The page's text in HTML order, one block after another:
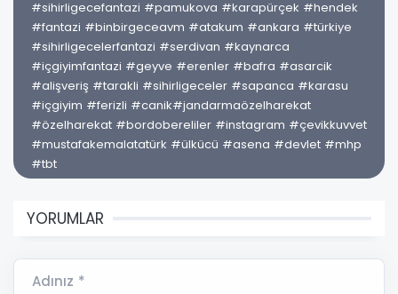
#sihirligecefantazi #pamukova #karapürçek #hendek
#fantazi #binbirgeceavm #atakum #ankara #türkiye
#sihirligecelerfantazi #serdivan #kaynarca
#içgiyimfantazi #geyve #erenler #bafra #asarcik
#alişveriş #tarakli #sihirligeceler #sapanca #karasu
#içgiyim #ferizli #canik#jandarmaözelharekat
#özelharekat #bordobereliler #instagram #çevikkuvvet
#mustafakemalatatürk #ülkücü #asena #devlet #mhp
#tbt
YORUMLAR
Adınız *